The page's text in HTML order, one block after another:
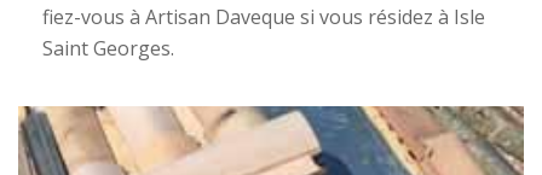
fiez-vous à Artisan Daveque si vous résidez à Isle
Saint Georges.